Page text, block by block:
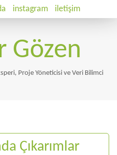
instagram iletişim
Gözen
Proje Yöneticisi ve Veri Bilimci
Çıkarımlar